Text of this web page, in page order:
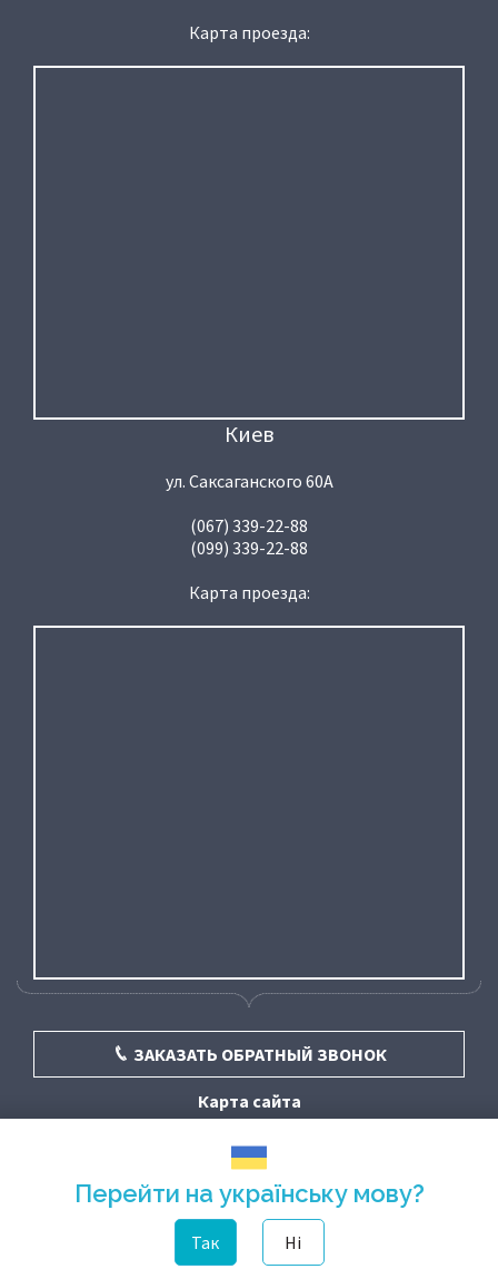
Перейти на українську мову?
Так Ні
Карта проезда:
Киев
ул. Саксаганского 60А
(067) 339-22-88
(099) 339-22-88
Карта проезда:
ЗАКАЗАТЬ ОБРАТНЫЙ ЗВОНОК
Карта сайта